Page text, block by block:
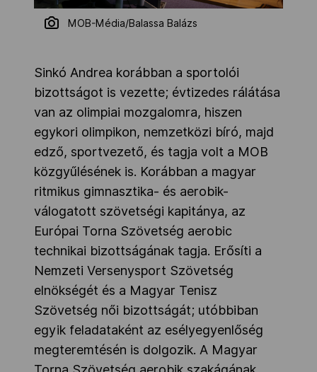
MOB-Média/Balassa Balázs
Sinkó Andrea korábban a sportolói
bizottságot is vezette; évtizedes rálátása
van az olimpiai mozgalomra, hiszen
egykori olimpikon, nemzetközi bíró, majd
edző, sportvezető, és tagja volt a MOB
közgyűlésének is. Korábban a magyar
ritmikus gimnasztika- és aerobik-
válogatott szövetségi kapitánya, az
Európai Torna Szövetség aerobic
technikai bizottságának tagja. Erősíti a
Nemzeti Versenysport Szövetség
elnökségét és a Magyar Tenisz
Szövetség női bizottságát; utóbbiban
egyik feladataként az esélyegyenlőség
megteremtésén is dolgozik. A Magyar